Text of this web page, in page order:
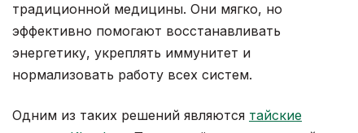
традиционной медицины. Они мягко, но
эффективно помогают восстанавливать
энергетику, укреплять иммунитет и
нормализовать работу всех систем.
Одним из таких решений являются тайские